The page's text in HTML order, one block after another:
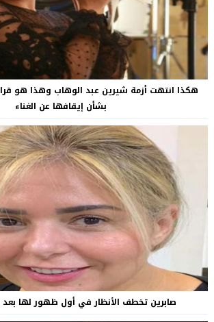
هكذا انتهت أزمة شيرين عبد الوهاب وهذا هو
بشأن إيقافها عن الغناء
صابرين تخطف الأنظار في أول ظهور لها بعد